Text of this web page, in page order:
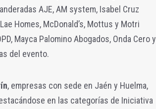
AJE, AM system, Isabel Cruz
Homes, McDonald’s, Mottus y Motri
Mayca Palomino Abogados, Onda Cero y
del evento.
, empresas con sede en Jaén y Huelma,
en las categorías de Iniciativa